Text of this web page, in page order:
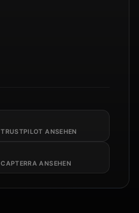
ANSEHEN
Tab.
ANSEHEN
Tab.